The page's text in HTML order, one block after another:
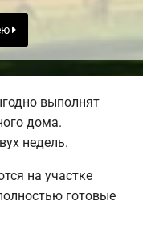
выполнят
дома.
недель.
на участке
готовые